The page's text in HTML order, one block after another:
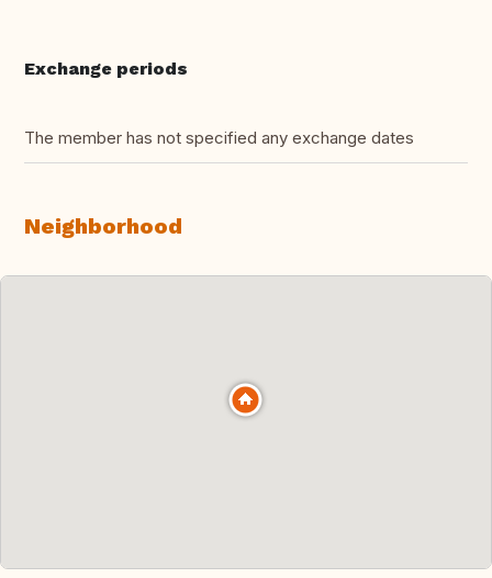
Exchange periods
The member has not specified any exchange dates
Neighborhood